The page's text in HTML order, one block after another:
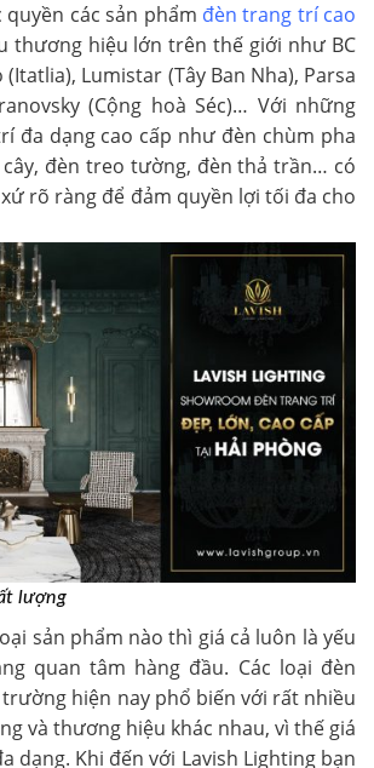
các sản phẩm đèn trang trí cao
thương hiệu lớn trên thế giới như BC
(Itatlia), Lumistar (Tây Ban Nha), Parsa
(Cộng hoà Séc)… Với những
đa dạng cao cấp như đèn chùm pha
cây, đèn treo tường, đèn thả trần… có
rõ ràng để đảm quyền lợi tối đa cho
lượng
sản phẩm nào thì giá cả luôn là yếu
quan tâm hàng đầu. Các loại đèn
hiện nay phổ biến với rất nhiều
và thương hiệu khác nhau, vì thế giá
dạng. Khi đến với Lavish Lighting bạn